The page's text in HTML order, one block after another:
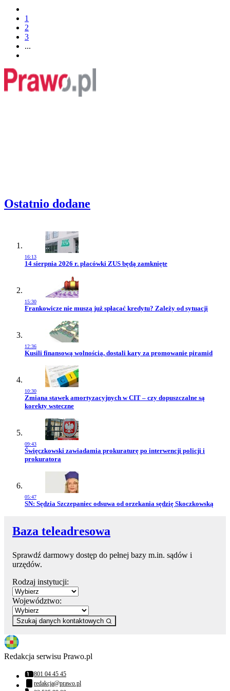
1
2
3
...
Ostatnio dodane
16:13
Przejdź do artykułu:
14 sierpnia 2026 r. placówki ZUS będą zamknięte
15:30
Przejdź do artykułu:
Frankowicze nie muszą już spłacać kredytu? Zależy od sytuacji
12:36
Przejdź do artykułu:
Kusili finansową wolnością, dostali kary za promowanie piramid
10:30
Przejdź do artykułu:
Zmiana stawek amortyzacyjnych w CIT – czy dopuszczalne są
korekty wsteczne
09:43
Przejdź do artykułu:
Święczkowski zawiadamia prokuraturę po interwencji policji i
prokuratora
05:47
Przejdź do artykułu:
SN: Sędzia Szczepaniec odsuwa od orzekania sędzię Skoczkowską
Baza teleadresowa
Sprawdź darmowy dostęp do pełnej bazy m.in. sądów i
urzędów.
Rodzaj instytucji:
Województwo:
Szukaj danych kontaktowych
Redakcja serwisu Prawo.pl
Numer telefonu:
801 04 45 45
Adres email:
redakcja@prawo.pl